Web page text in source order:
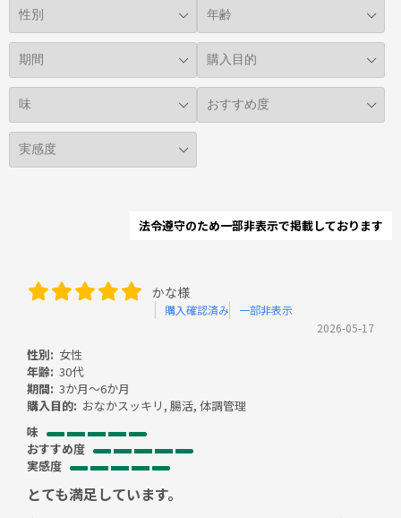
法令遵守のため一部非表示で掲載しております
かな様
購入確認済み
一部非表示
2026-05-17
性別: 女性
年齢: 30代
期間: 3か月～6か月
購入目的: おなかスッキリ, 腸活, 体調管理
味
おすすめ度
実感度
とても満足しています。